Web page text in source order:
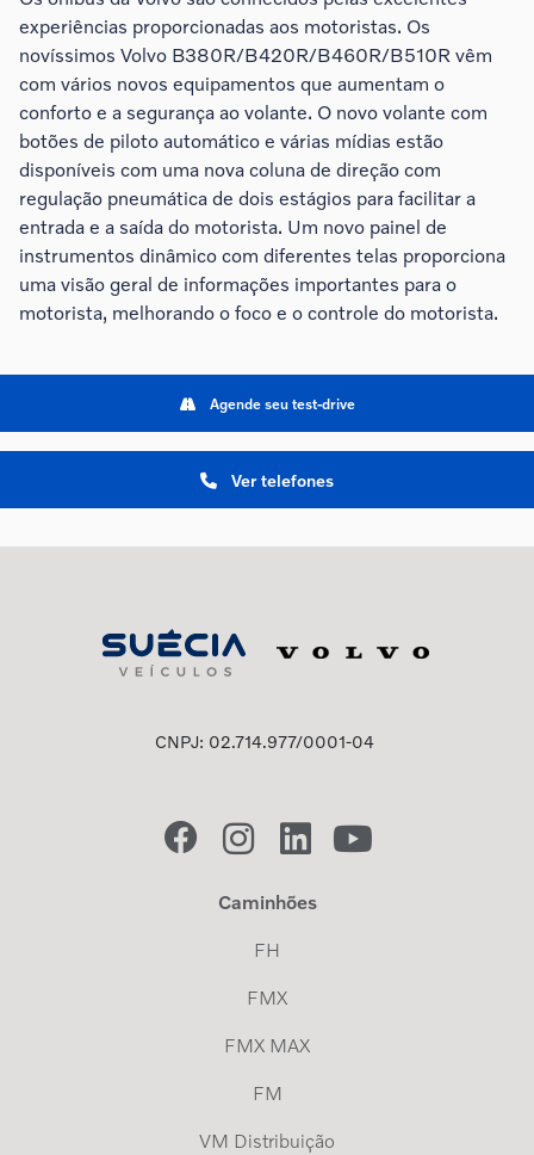
experiências proporcionadas aos motoristas. Os
novíssimos Volvo B380R/B420R/B460R/B510R vêm
com vários novos equipamentos que aumentam o
conforto e a segurança ao volante. O novo volante com
botões de piloto automático e várias mídias estão
disponíveis com uma nova coluna de direção com
regulação pneumática de dois estágios para facilitar a
entrada e a saída do motorista. Um novo painel de
instrumentos dinâmico com diferentes telas proporciona
uma visão geral de informações importantes para o
motorista, melhorando o foco e o controle do motorista.
Ver telefones
Agende seu test-drive
CNPJ: 02.714.977/0001-04
Caminhões
FH
FMX
FMX MAX
FM
VM Distribuição